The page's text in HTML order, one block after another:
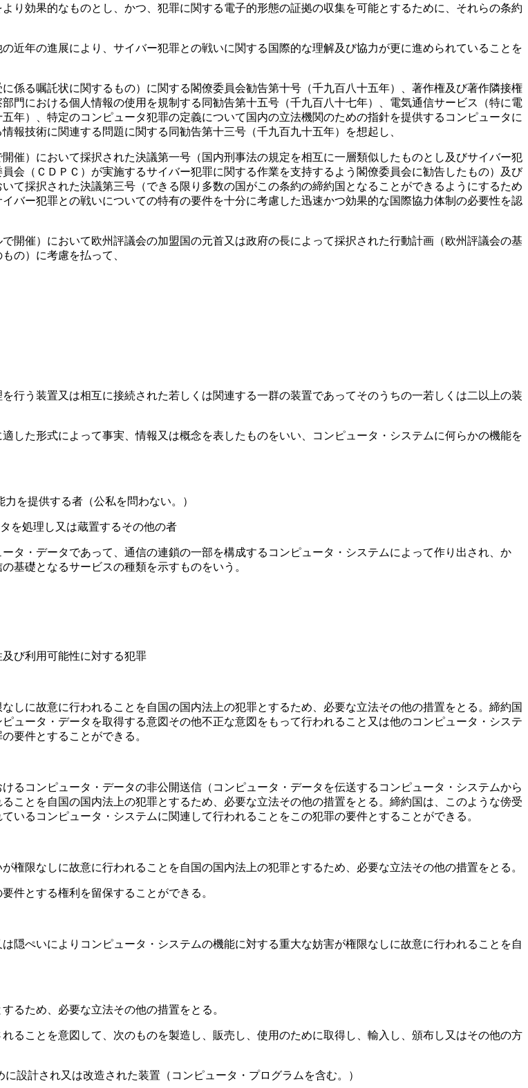
り効果的なものとし、かつ、犯罪に関する電子的形態の証拠の収集を可能とするために、それらの条約
年の進展により、サイバー犯罪との戦いに関する国際的な理解及び協力が更に進められていることを
る嘱託状に関するもの）に関する閣僚委員会勧告第十号（千九百八十五年）、著作権及び著作隣接権
門における個人情報の使用を規制する同勧告第十五号（千九百八十七年）、電気通信サービス（特に電
年）、特定のコンピュータ犯罪の定義について国内の立法機関のための指針を提供するコンピュータに
技術に関連する問題に関する同勧告第十三号（千九百九十五年）を想起し、
）において採択された決議第一号（国内刑事法の規定を相互に一層類似したものとし及びサイバー犯
会（ＣＤＰＣ）が実施するサイバー犯罪に関する作業を支持するよう閣僚委員会に勧告したもの）及び
て採択された決議第三号（できる限り多数の国がこの条約の締約国となることができるようにするため
バー犯罪との戦いについての特有の要件を十分に考慮した迅速かつ効果的な国際協力体制の必要性を認
催）において欧州評議会の加盟国の元首又は政府の長によって採択された行動計画（欧州評議会の基
の）に考慮を払って、
う装置又は相互に接続された若しくは関連する一群の装置であってそのうちの一若しくは二以上の装
た形式によって事実、情報又は概念を表したものをいい、コンピュータ・システムに何らかの機能を
提供する者（公私を問わない。）
処理し又は蔵置するその他の者
・データであって、通信の連鎖の一部を構成するコンピュータ・システムによって作り出され、か
基礎となるサービスの種類を示すものをいう。
び利用可能性に対する犯罪
に故意に行われることを自国の国内法上の犯罪とするため、必要な立法その他の措置をとる。締約国
ュータ・データを取得する意図その他不正な意図をもって行われること又は他のコンピュータ・システ
要件とすることができる。
コンピュータ・データの非公開送信（コンピュータ・データを伝送するコンピュータ・システムから
ことを自国の国内法上の犯罪とするため、必要な立法その他の措置をとる。締約国は、このような傍受
るコンピュータ・システムに関連して行われることをこの犯罪の要件とすることができる。
限なしに故意に行われることを自国の国内法上の犯罪とするため、必要な立法その他の措置をとる。
とする権利を留保することができる。
ぺいによりコンピュータ・システムの機能に対する重大な妨害が権限なしに故意に行われることを自
ため、必要な立法その他の措置をとる。
とを意図して、次のものを製造し、販売し、使用のために取得し、輸入し、頒布し又はその他の方
され又は改造された装置（コンピュータ・プログラムを含む。）